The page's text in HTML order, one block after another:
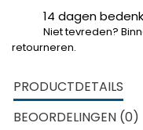
14 dagen
Niet tevreden?
retourneren.
PRODUCTDETAILS
BEOORDELINGEN (0)